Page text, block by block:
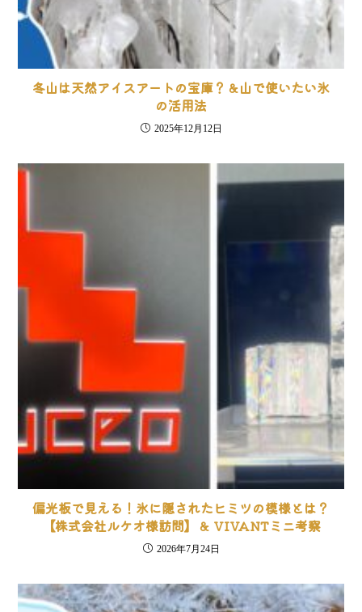
冬山は天然アイスアートの宝庫？＆山で使いたい氷
の活用法
2025年12月12日
偏光板で見える！氷に隠されたヒミツの模様とは？
【株式会社ルケオ様訪問】＆ VIVANTミニ考察
2026年7月24日